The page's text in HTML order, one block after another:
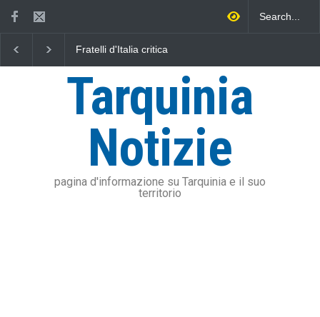
L'Università della Tuscia e
Viterbo uniti nella difesa del
mare
Tarquinia
Notizie
pagina d'informazione su Tarquinia e il suo
territorio